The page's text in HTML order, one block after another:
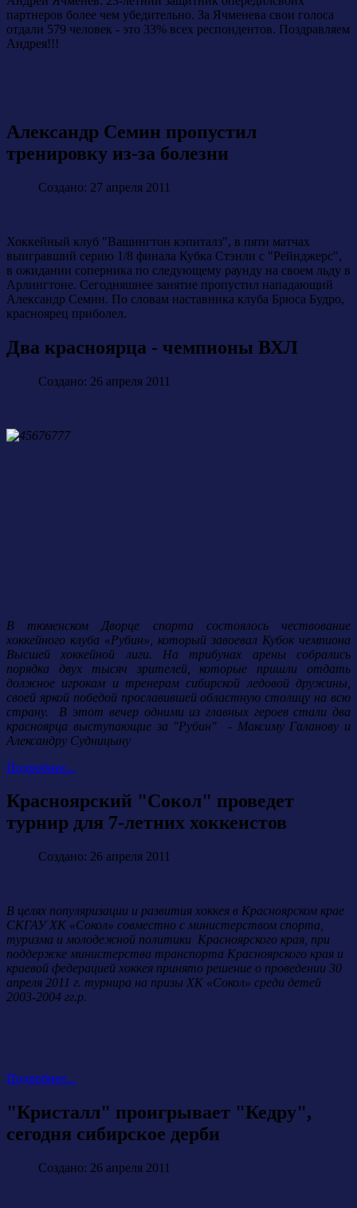
партнеров более чем убедительно. За Ячменева свои голоса
отдали 579 человек - это 33% всех респондентов. Поздравляем
Андрея!!!
Александр Семин пропустил
тренировку из-за болезни
Создано: 27 апреля 2011
Хоккейный клуб "Вашингтон кэпиталз", в пяти матчах
выигравший серию 1/8 финала Кубка Стэнли с "Рейнджерс",
в ожидании соперника по следующему раунду на своем льду в
Арлингтоне. Сегодняшнее занятие пропустил нападающий
Александр Семин. По словам наставника клуба Брюса Будро,
красноярец приболел.
Два красноярца - чемпионы ВХЛ
Создано: 26 апреля 2011
В тюменском Дворце спорта состоялось чествование
хоккейного клуба «Рубин», который завоевал Кубок чемпиона
Высшей хоккейной лиги. На трибунах арены собрались
порядка двух тысяч зрителей, которые пришли отдать
должное игрокам и тренерам сибирской ледовой дружины,
своей яркой победой прославившей областную столицу на всю
страну. В этот вечер одними из главных героев стали два
красноярца выступающие за "Рубин" - Максиму Галанову и
Александру Судницыну
Подробнее...
Красноярский "Сокол" проведет
турнир для 7-летних хоккеистов
Создано: 26 апреля 2011
В целях популяризации и развития хоккея в Красноярском крае
СКГАУ ХК «Сокол» совместно с министерством спорта,
туризма и молодежной политики Красноярского края, при
поддержке министерства транспорта Красноярского края и
краевой федерацией хоккея принято решение о проведении 30
апреля 2011 г. турнира на призы ХК «Сокол» среди детей
2003-2004 гг.р.
Подробнее...
"Кристалл" проигрывает "Кедру",
сегодня сибирское дерби
Создано: 26 апреля 2011